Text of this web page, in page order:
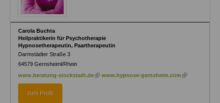
Carola Buchta
Heilpraktikerin für Psychotherapie
Hypnosetherapeutin, Paartherapeutin
Darmstädter Straße 3
64579 Gernsheiml/Rhein
www.beratung-stockstadt.de (linkwww.hypnose-gernsheim.com (link
zum Profil